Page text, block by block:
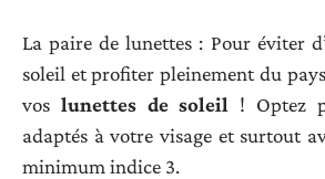
La paire de lunettes : Pour éviter
soleil et profiter pleinement du
vos lunettes de soleil
! Optez
adaptés à votre visage et surtout
minimum indice 3.